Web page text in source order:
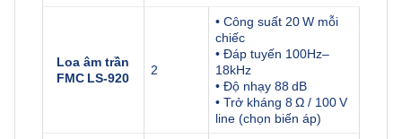
Loa âm trần
FMC LS‑920
2
• Công suất 20 W mỗi
chiếc
• Đáp tuyến 100Hz–
18kHz
• Độ nhạy 88 dB
• Trở kháng 8 Ω / 100 V
line (chọn biến áp)